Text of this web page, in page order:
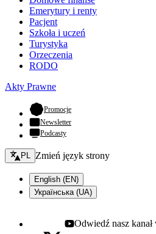
Emerytury i renty
Pacjent
Szkoła i uczeń
Turystyka
Orzeczenia
RODO
Akty Prawne
Promocje- otwiera się w nowej karcie
Newsletter
Podcasty
Zmień język - bieżący:
PL Zmień język strony
English (EN)
Українська (UA)
Youtube - otwiera się w nowej
Odwiedź nasz